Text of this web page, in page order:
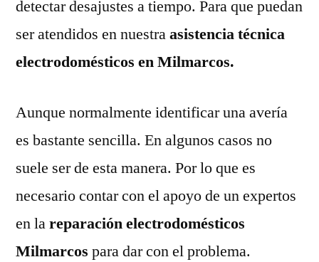
detectar desajustes a tiempo. Para que puedan
ser atendidos en nuestraasistencia técnica
electrodomésticos en Milmarcos.
Aunque normalmente identificar una avería
es bastante sencilla. En algunos casos no
suele ser de esta manera. Por lo que es
necesario contar con el apoyo de un expertos
en lareparación electrodomésticos
Milmarcos para dar con el problema.